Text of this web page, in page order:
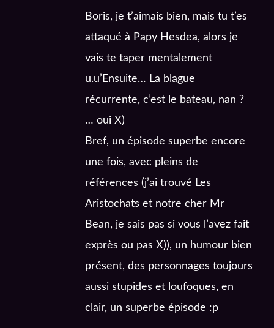
Boris, je t’aimais bien, mais tu t’es
attaqué à Papy Hesdea, alors je
vais te taper mentalement
u.u’Ensuite… La blague
récurrente, c’est le bateau, nan ?
… oui X)
Bref, un épisode superbe encore
une fois, avec pleins de
références (j’ai trouvé Les
Aristochats et notre cher Mr
Bean, je sais pas si vous l’avez fait
exprès ou pas X)), un humour bien
présent, des personnages toujours
aussi stupides et loufoques, en
clair, un superbe épisode :p